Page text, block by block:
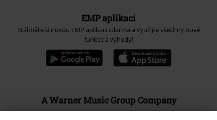
EMP aplikaci
Stáhněte si novou EMP aplikaci zdarma a využijte všechny nové
funkce a výhody!
A Warner Music Group Company